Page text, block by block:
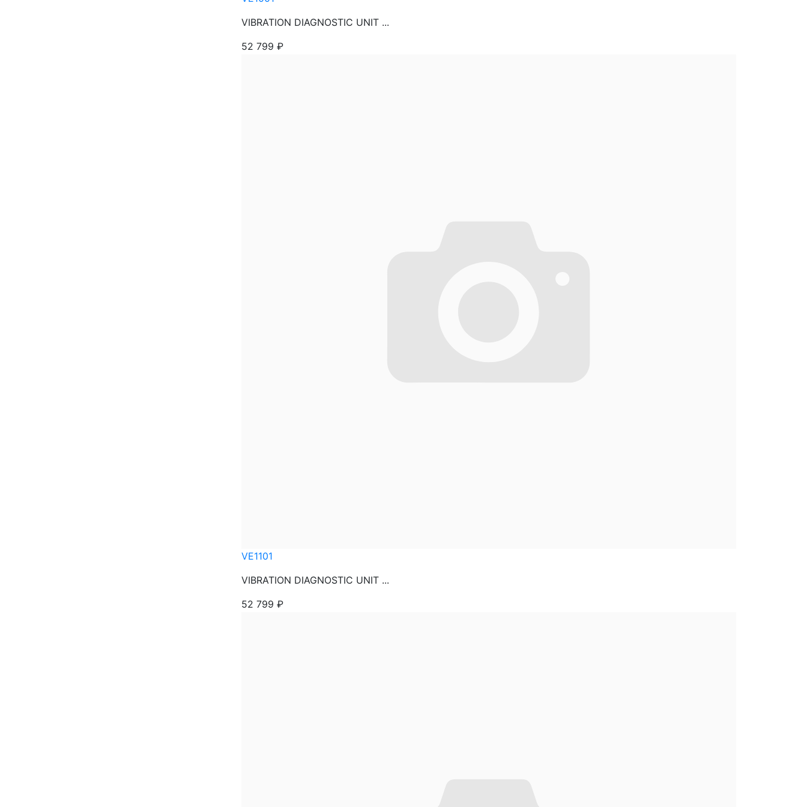
VIBRATION DIAGNOSTIC UNIT ...
52 799 ₽
VE1101
VIBRATION DIAGNOSTIC UNIT ...
52 799 ₽